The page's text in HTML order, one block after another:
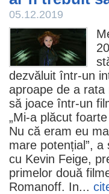
05.12.2019
dezvăluit într-un
aproape de a
să joace într-un
„Mi-a plăcut
Nu că eram eu
mare potențial”,
cu Kevin Feige,
primelor două
Romanoff. In...